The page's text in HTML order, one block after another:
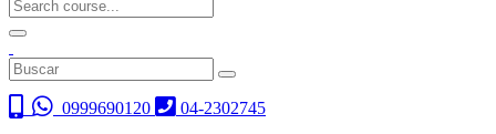
0999690120
04-2302745